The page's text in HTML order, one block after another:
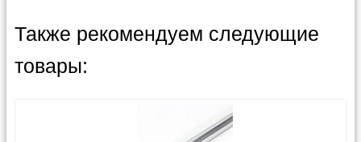
Также рекомендуем следующие
товары: